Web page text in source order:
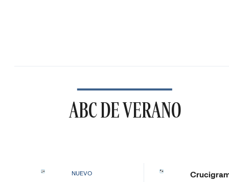
ABC DE VERANO
NUEVO